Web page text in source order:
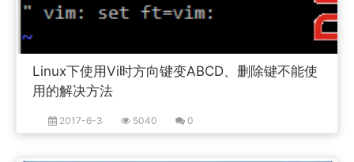
Linux下使用Vi时方向键变ABCD、删除键不能使
用的解决方法
2017-6-3 5040 0